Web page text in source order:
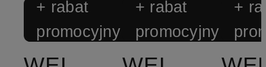
+ rabat
promocyjny
+ rabat
promocyjny
+